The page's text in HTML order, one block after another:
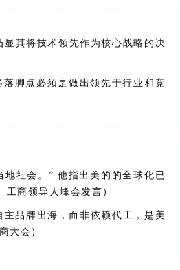
其将技术领先作为核心战略的决
脚点必须是做出领先于行业和竞
地社会。” 他指出美的的全球化已
商领导人峰会发言）
品牌出海，而非依赖代工，是美
大会）